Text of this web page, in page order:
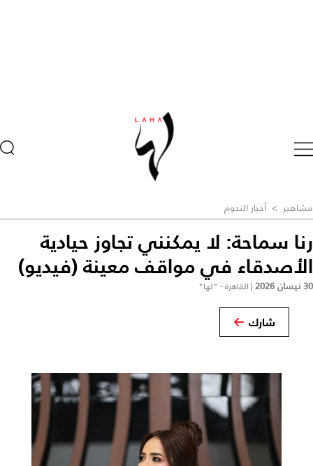
مشاهير > أخبار النجوم
رنا سماحة: لا يمكنني تجاوز حيادية
الأصدقاء في مواقف معينة (فيديو)
30 نيسان 2026 | القاهرة - "لها"
شارك